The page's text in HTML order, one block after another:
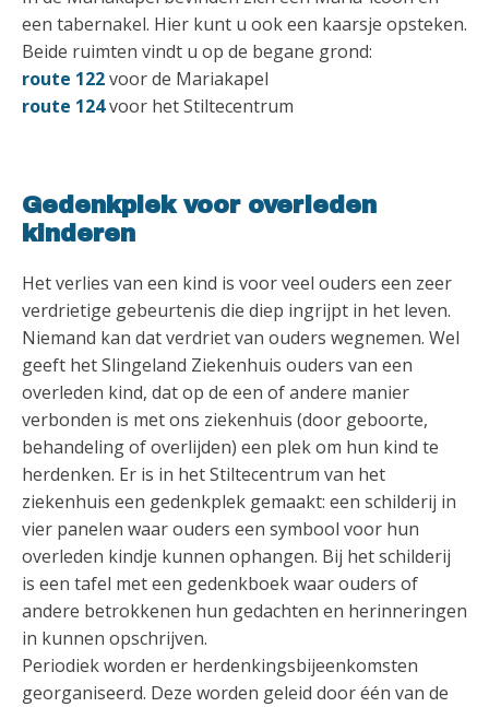
een tabernakel. Hier kunt u ook een kaarsje opsteken.
Beide ruimten vindt u op de begane grond:
route 122voor de Mariakapel
route 124voor het Stiltecentrum
Gedenkplek voor overleden
kinderen
Het verlies van een kind is voor veel ouders een zeer
verdrietige gebeurtenis die diep ingrijpt in het leven.
Niemand kan dat verdriet van ouders wegnemen. Wel
geeft het Slingeland Ziekenhuis ouders van een
overleden kind, dat op de een of andere manier
verbonden is met ons ziekenhuis (door geboorte,
behandeling of overlijden) een plek om hun kind te
herdenken. Er is in het Stiltecentrum van het
ziekenhuis een gedenkplek gemaakt: een schilderij in
vier panelen waar ouders een symbool voor hun
overleden kindje kunnen ophangen. Bij het schilderij
is een tafel met een gedenkboek waar ouders of
andere betrokkenen hun gedachten en herinneringen
in kunnen opschrijven.
Periodiek worden er herdenkingsbijeenkomsten
georganiseerd. Deze worden geleid door één van de